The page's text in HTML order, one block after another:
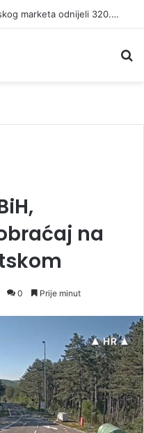
Maskirani razbojnici iz budvanskog marketa odnijeli 320.000 evra
na
0 Prije minut